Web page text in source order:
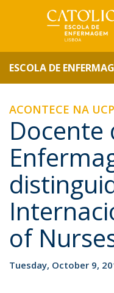
ESCOLA DE
ACONTECE NA UCP
Docente
of
Tuesday, October 9,